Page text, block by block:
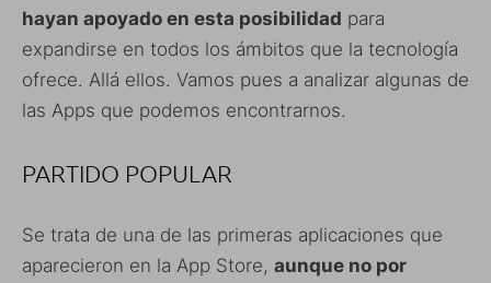
hayan apoyado en esta posibilidad para
expandirse en todos los ámbitos que la tecnología
ofrece. Allá ellos. Vamos pues a analizar algunas de
las Apps que podemos encontrarnos.
PARTIDO POPULAR
Se trata de una de las primeras aplicaciones que
aparecieron en la App Store, aunque no por